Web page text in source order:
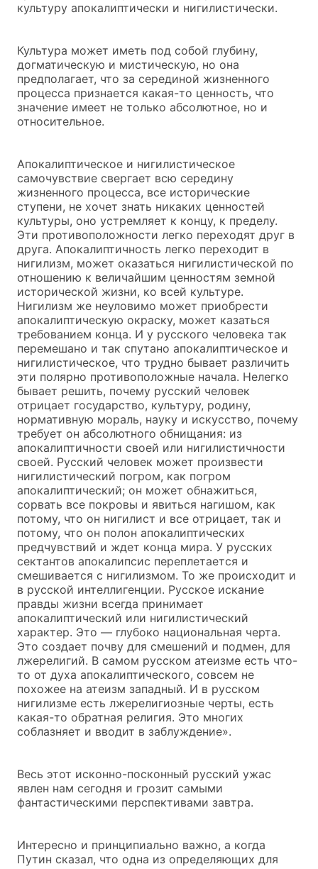
культуру апокалиптически и нигилистически.
Культура может иметь под собой глубину,
догматическую и мистическую, но она
предполагает, что за серединой жизненного
процесса признается какая-то ценность, что
значение имеет не только абсолютное, но и
относительное.
Апокалиптическое и нигилистическое
самочувствие свергает всю середину
жизненного процесса, все исторические
ступени, не хочет знать никаких ценностей
культуры, оно устремляет к концу, к пределу.
Эти противоположности легко переходят друг в
друга. Апокалиптичность легко переходит в
нигилизм, может оказаться нигилистической по
отношению к величайшим ценностям земной
исторической жизни, ко всей культуре.
Нигилизм же неуловимо может приобрести
апокалиптическую окраску, может казаться
требованием конца. И у русского человека так
перемешано и так спутано апокалиптическое и
нигилистическое, что трудно бывает различить
эти полярно противоположные начала. Нелегко
бывает решить, почему русский человек
отрицает государство, культуру, родину,
нормативную мораль, науку и искусство, почему
требует он абсолютного обнищания: из
апокалиптичности своей или нигилистичности
своей. Русский человек может произвести
нигилистический погром, как погром
апокалиптический; он может обнажиться,
сорвать все покровы и явиться нагишом, как
потому, что он нигилист и все отрицает, так и
потому, что он полон апокалиптических
предчувствий и ждет конца мира. У русских
сектантов апокалипсис переплетается и
смешивается с нигилизмом. То же происходит и
в русской интеллигенции. Русское искание
правды жизни всегда принимает
апокалиптический или нигилистический
характер. Это — глубоко национальная черта.
Это создает почву для смешений и подмен, для
лжерелигий. В самом русском атеизме есть что-
то от духа апокалиптического, совсем не
похожее на атеизм западный. И в русском
нигилизме есть лжерелигиозные черты, есть
какая-то обратная религия. Это многих
соблазняет и вводит в заблуждение».
Весь этот исконно-посконный русский ужас
явлен нам сегодня и грозит самыми
фантастическими перспективами завтра.
Интересно и принципиально важно, а когда
Путин сказал, что одна из определяющих для